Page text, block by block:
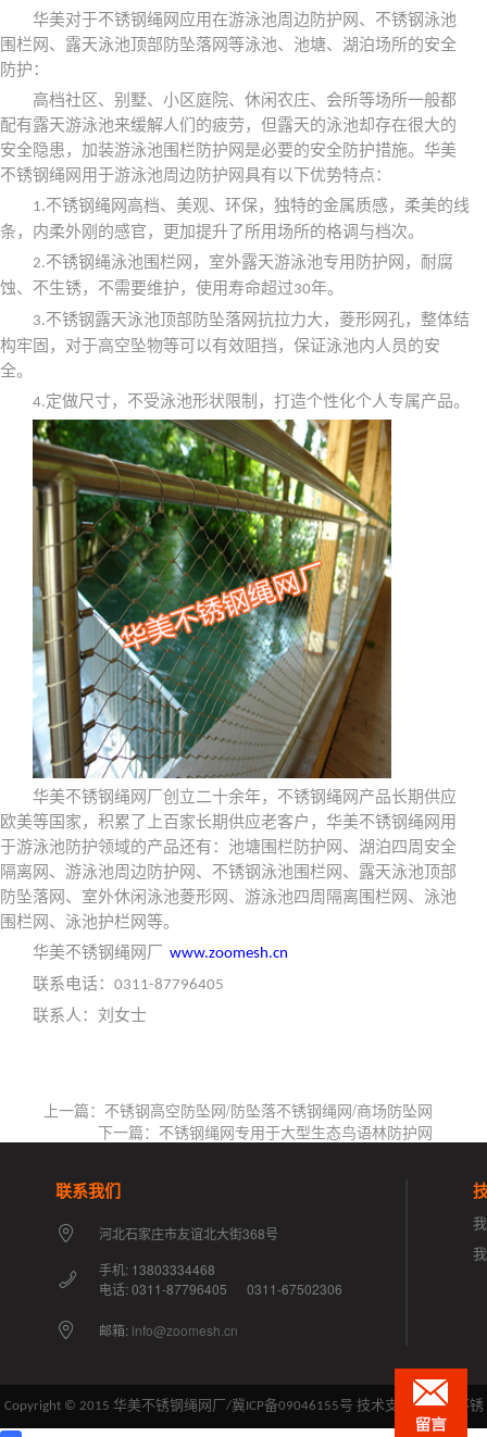
华美对于不锈钢绳网应用在游泳池周边防护网、不锈钢泳池
围栏网、露天泳池顶部防坠落网等泳池、池塘、湖泊场所的安全
防护：
高档社区、别墅、小区庭院、休闲农庄、会所等场所一般都
配有露天游泳池来缓解人们的疲劳，但露天的泳池却存在很大的
安全隐患，加装游泳池围栏防护网是必要的安全防护措施。华美
不锈钢绳网用于游泳池周边防护网具有以下优势特点：
1.不锈钢绳网高档、美观、环保，独特的金属质感，柔美的线
条，内柔外刚的感官，更加提升了所用场所的格调与档次。
2.不锈钢绳泳池围栏网，室外露天游泳池专用防护网，耐腐
蚀、不生锈，不需要维护，使用寿命超过30年。
3.不锈钢露天泳池顶部防坠落网抗拉力大，菱形网孔，整体结
构牢固，对于高空坠物等可以有效阻挡，保证泳池内人员的安
全。
4.定做尺寸，不受泳池形状限制，打造个性化个人专属产品。
华美不锈钢绳网厂创立二十余年，不锈钢绳网产品长期供应
欧美等国家，积累了上百家长期供应老客户，华美不锈钢绳网用
于游泳池防护领域的产品还有：池塘围栏防护网、湖泊四周安全
隔离网、游泳池周边防护网、不锈钢泳池围栏网、露天泳池顶部
防坠落网、室外休闲泳池菱形网、游泳池四周隔离围栏网、泳池
围栏网、泳池护栏网等。
华美不锈钢绳网厂
www.zoomesh.cn
联系电话： 0311-87796405
联系人：刘女士
上一篇：不锈钢高空防坠网/防坠落不锈钢绳网/商场防坠网
下一篇：不锈钢绳网专用于大型生态鸟语林防护网
联系我们
河北石家庄市友谊北大街368号
手机: 13803334468
电话: 0311-87796405 0311-67502306
邮箱: info@zoomesh.cn
Copyright © 2015 华美不锈钢绳网厂/冀ICP备09046155号 技术支持：华美不锈